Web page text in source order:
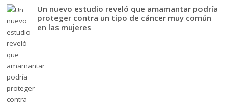
Un nuevo estudio reveló que amamantar podría
proteger contra un tipo de cáncer muy común
en las mujeres